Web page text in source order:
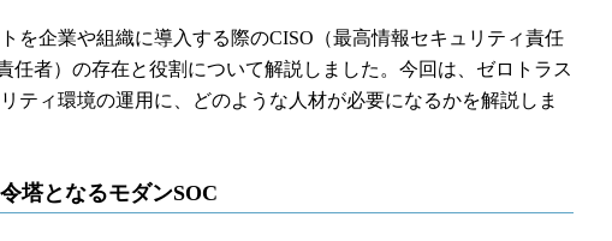
を企業や組織に導入する際のCISO（最高情報セキュリティ責任
任者）の存在と役割について解説しました。今回は、ゼロトラス
ティ環境の運用に、どのような人材が必要になるかを解説しま
塔となるモダンSOC